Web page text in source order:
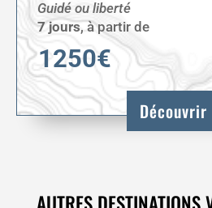
Guidé ou liberté
7 jours, à partir de
1250€
Découvrir